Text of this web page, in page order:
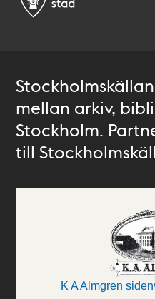
mellan arkiv,
Stockholm.
till
K A Almgren